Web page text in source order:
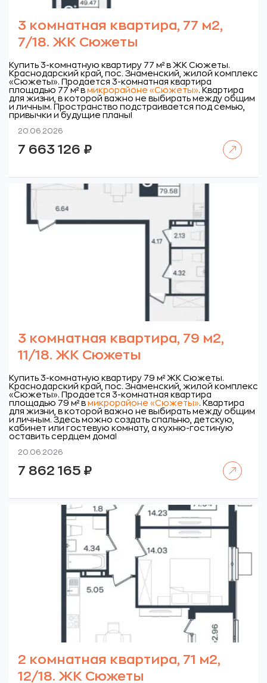
3 комнатная квартира, 77 м2,
7/18. ЖК Сюжеты
Купить 3-комнатную квартиру 77 м² в ЖК Сюжеты.
Краснодарский край, пос. Знаменский, жилой комплекс
«Сюжеты». Продается 3-комнатная квартира
площадью 77 м² в микрорайоне «Сюжеты». Квартира
для жизни, в которой важно не выбирать между общим
и личным. Пространство подстраивается под семью,
привычки и будущие планы!
20.06.2026
7 663 126 ₽
3 комнатная квартира, 79 м2,
11/18. ЖК Сюжеты
Купить 3-комнатную квартиру 79 м² ЖК Сюжеты.
Краснодарский край, пос. Знаменский, жилой комплекс
«Сюжеты». Продается 3-комнатная квартира
площадью 79 м² в микрорайоне «Сюжеты». Квартира
для жизни, в которой важно не выбирать между общим
и личным. Здесь можно создать спальню, детскую,
кабинет или гостевую комнату, а кухню-гостиную
оставить сердцем дома!
20.06.2026
7 862 165 ₽
2 комнатная квартира, 71 м2,
12/18. ЖК Сюжеты